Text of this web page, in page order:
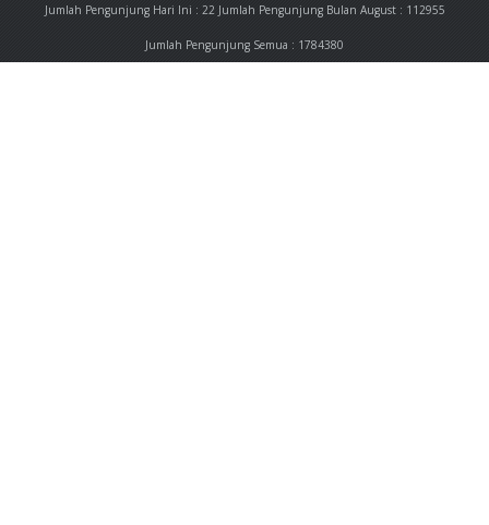
Jumlah Pengunjung Hari Ini : 22 Jumlah Pengunjung Bulan August : 112955
Jumlah Pengunjung Semua : 1784380